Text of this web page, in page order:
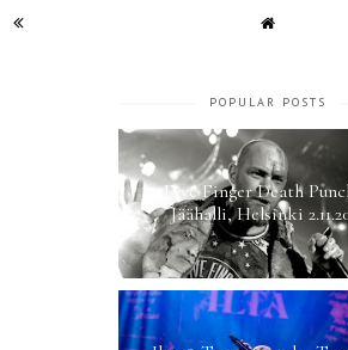
POPULAR POSTS
Five Finger Death
Jäähalli, Helsinki